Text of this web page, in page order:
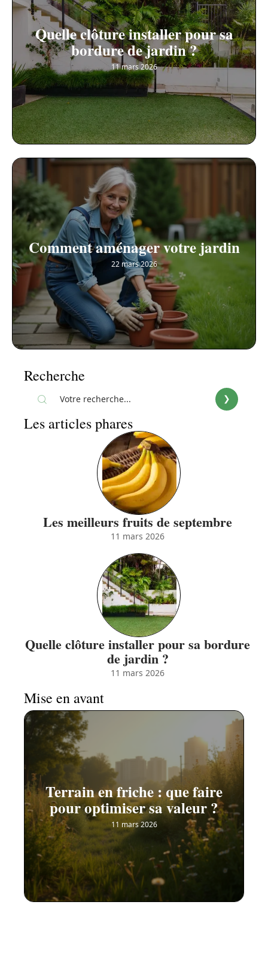
Quelle clôture installer pour sa
bordure de jardin ?
11 mars 2026
Comment aménager votre jardin
22 mars 2026
Recherche
Les articles phares
Les meilleurs fruits de septembre
11 mars 2026
Quelle clôture installer pour sa bordure
de jardin ?
11 mars 2026
Mise en avant
Terrain en friche : que faire
pour optimiser sa valeur ?
11 mars 2026